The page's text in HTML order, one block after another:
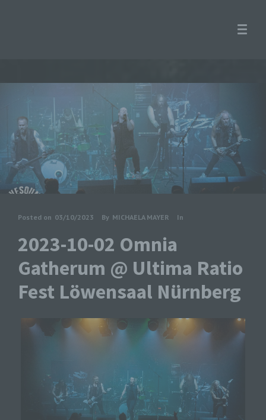
Posted on 03/10/2023 By MICHAELA MAYER In
2023-10-02 Omnia
Gatherum @ Ultima Ratio
Fest Löwensaal Nürnberg